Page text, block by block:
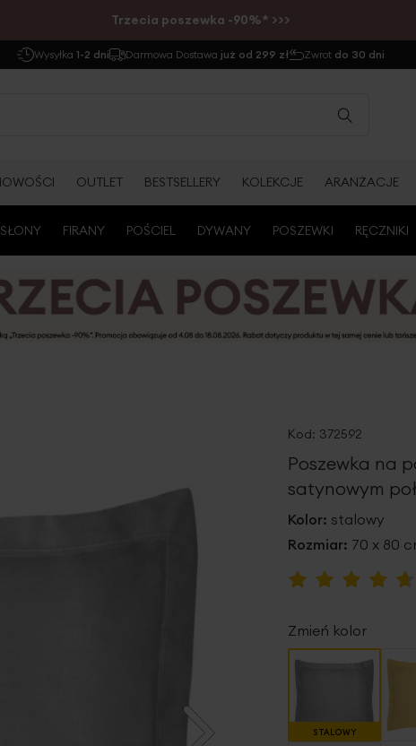
Trzecia poszewka -90%* >>>
Wysyłka 1-2 dni Darmowa Dostawa już od 299 zł Zwrot do 30 dni
OUTLET BESTSELLERY KOLEKCJE ARANŻACJE
FIRANY POŚCIEL DYWANY POSZEWKI RĘCZNIKI
Kod: 372592
Poszewka na
satynowym
Kolor: stalowy
Rozmiar: 70 x 80
Ocena:
Zmień kolor
STALOWY